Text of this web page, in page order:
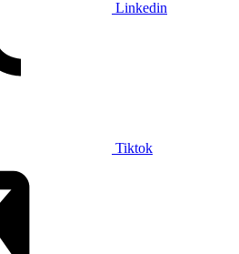
Linkedin
Tiktok